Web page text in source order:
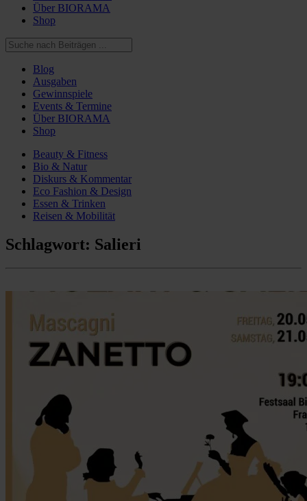
Über BIORAMA
Shop
Blog
Ausgaben
Gewinnspiele
Events & Termine
Über BIORAMA
Shop
Beauty & Fitness
Bio & Natur
Diskurs & Kommentar
Eco Fashion & Design
Essen & Trinken
Reisen & Mobilität
Schlagwort: Salieri